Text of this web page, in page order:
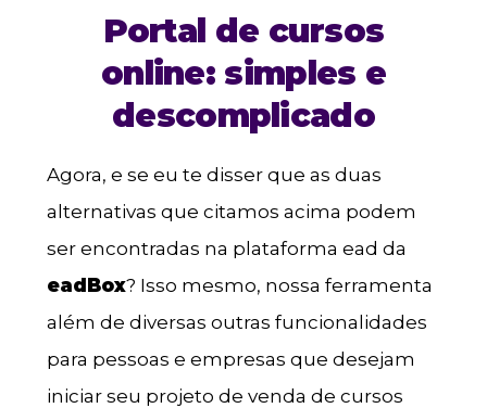
Portal de cursos
online: simples e
descomplicado
Agora, e se eu te disser que as duas
alternativas que citamos acima podem
ser encontradas na plataforma ead da
eadBox? Isso mesmo, nossa ferramenta
além de diversas outras funcionalidades
para pessoas e empresas que desejam
iniciar seu projeto de venda de cursos